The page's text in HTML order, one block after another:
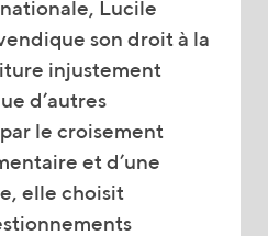
Lucile
son droit à la
injustement
d’autres
le croisement
et d’une
elle choisit